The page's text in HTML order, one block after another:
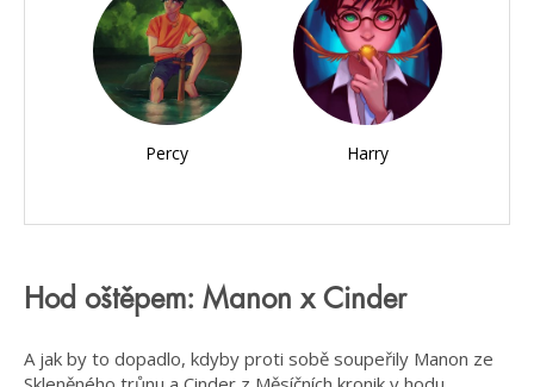
Percy Harry
Hod oštěpem: Manon x Cinder
A jak by to dopadlo, kdyby proti sobě soupeřily Manon ze